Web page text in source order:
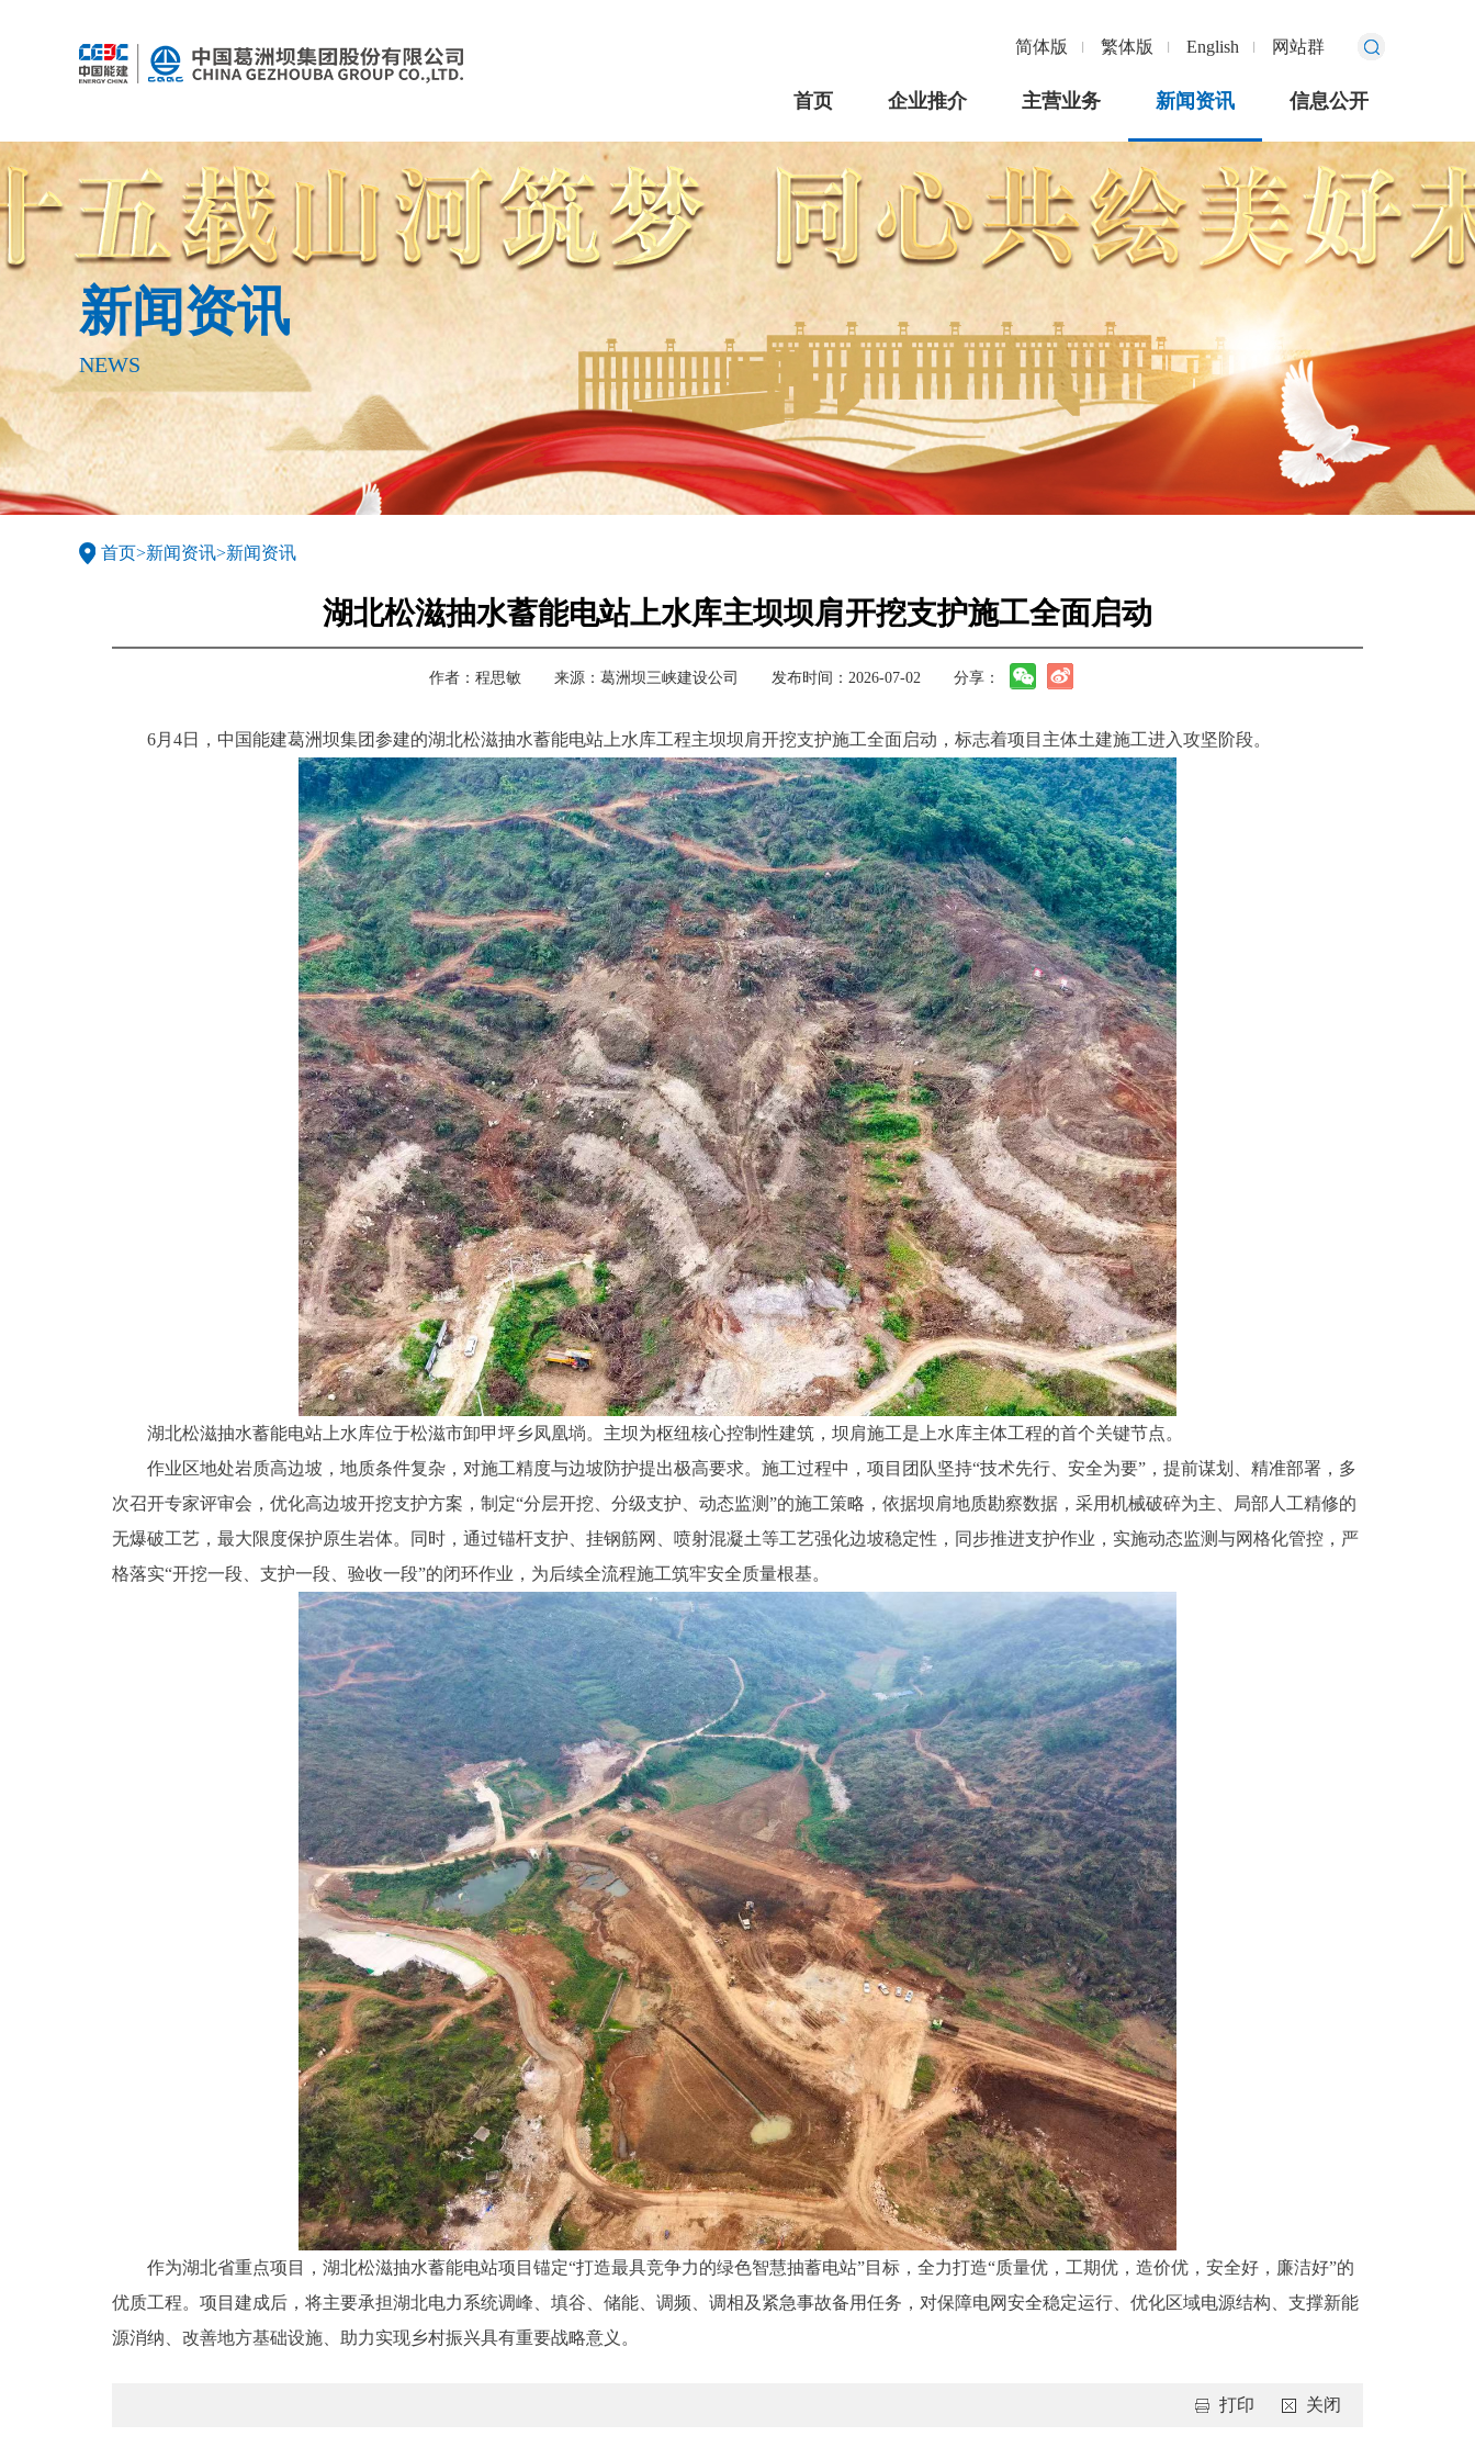
简体版 繁体版 English 网站群
首页 企业推介 主营业务 新闻资讯 信息公开
新闻资讯
NEWS
首页>新闻资讯>新闻资讯
湖北松滋抽水蓄能电站上水库主坝坝肩开挖支护施工全面启动
作者： 程思敏 来源： 葛洲坝三峡建设公司 发布时间：2026-07-02 分享：
6月4日，中国能建葛洲坝集团参建的湖北松滋抽水蓄能电站上水库工程主坝坝肩开挖支护施工全面启动，标志着项目主体土建施工进入攻坚阶段。
湖北松滋抽水蓄能电站上水库位于松滋市卸甲坪乡凤凰埫。主坝为枢纽核心控制性建筑，坝肩施工是上水库主体工程的首个关键节点。
作业区地处岩质高边坡，地质条件复杂，对施工精度与边坡防护提出极高要求。施工过程中，项目团队坚持“技术先行、安全为要”，提前谋划、精准部署，多
次召开专家评审会，优化高边坡开挖支护方案，制定“分层开挖、分级支护、动态监测”的施工策略，依据坝肩地质勘察数据，采用机械破碎为主、局部人工精修的
无爆破工艺，最大限度保护原生岩体。同时，通过锚杆支护、挂钢筋网、喷射混凝土等工艺强化边坡稳定性，同步推进支护作业，实施动态监测与网格化管控，严
格落实“开挖一段、支护一段、验收一段”的闭环作业，为后续全流程施工筑牢安全质量根基。
作为湖北省重点项目，湖北松滋抽水蓄能电站项目锚定“打造最具竞争力的绿色智慧抽蓄电站”目标，全力打造“质量优，工期优，造价优，安全好，廉洁好”的
优质工程。项目建成后，将主要承担湖北电力系统调峰、填谷、储能、调频、调相及紧急事故备用任务，对保障电网安全稳定运行、优化区域电源结构、支撑新能
源消纳、改善地方基础设施、助力实现乡村振兴具有重要战略意义。
关闭
打印